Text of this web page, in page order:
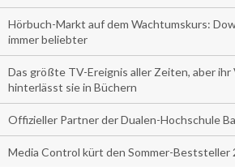
Hörbuch-Markt auf dem Wachtumskurs:
immer beliebter
Das größte TV-Ereignis aller Zeiten, aber ihr
hinterlässt sie in Büchern
Offizieller Partner der Dualen-Hochschule
Media Control kürt den Sommer-Beststeller